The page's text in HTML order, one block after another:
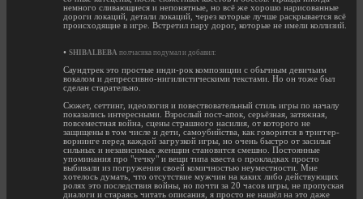
немного сливающиеся и непонятные, но всё же хорошо нарисованные
дороги локаций, детали локаций, через которые лучше раскрывается всё
происходящие в игре. Встретил пару дорог, которые не имели коллизий.
• SHIBALBEBA полчасика подумал и добавил:
Саундтрек это простые инди-рок композиции с обычным девичьим
вокалом и депрессивно-нигилистическими текстами. Но он тоже был
сделан старательно.
Сюжет, сеттинг, идеология и повествовательный стиль игры по началу
показались интересными. Взрослый пост-апок, серьёзная, затяжная,
повсеместная война, сцены страшного насилия, от которого не
защищены в том числе и дети, самоубийства, как говорится в триггер-
ворнинге перед каждой загрузкой игры, но очень быстро от засилья
сильных и независимых женщин становится смешно. Постоянные
упоминания про "течку" и вещи типа квеста о прокладках просто
выбивали из погружения своей комичностью неуместности. Мне
хотелось думать, что отсутствие мужчин на каких либо действующих
ролях это последствия войны, но почти за 20 часов игры, не пропуская
диалоги и стараясь читать описания, я просто не нашёл на это даже